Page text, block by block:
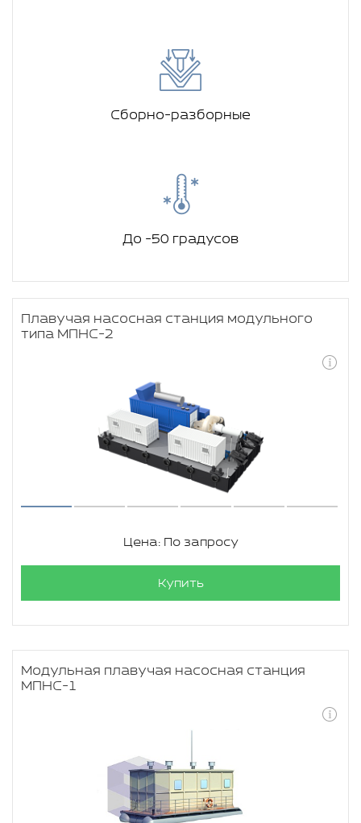
Сборно-разборные
До -50 градусов
Плавучая насосная станция модульного
типа МПНС-2
Цена: По запросу
Купить
Модульная плавучая насосная станция
МПНС-1